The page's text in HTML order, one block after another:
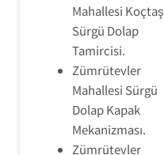
Mahallesi Koçtaş
Sürgü Dolap
Tamircisi.
Zümrütevler
Mahallesi Sürgü
Dolap Kapak
Mekanizması.
Zümrütevler